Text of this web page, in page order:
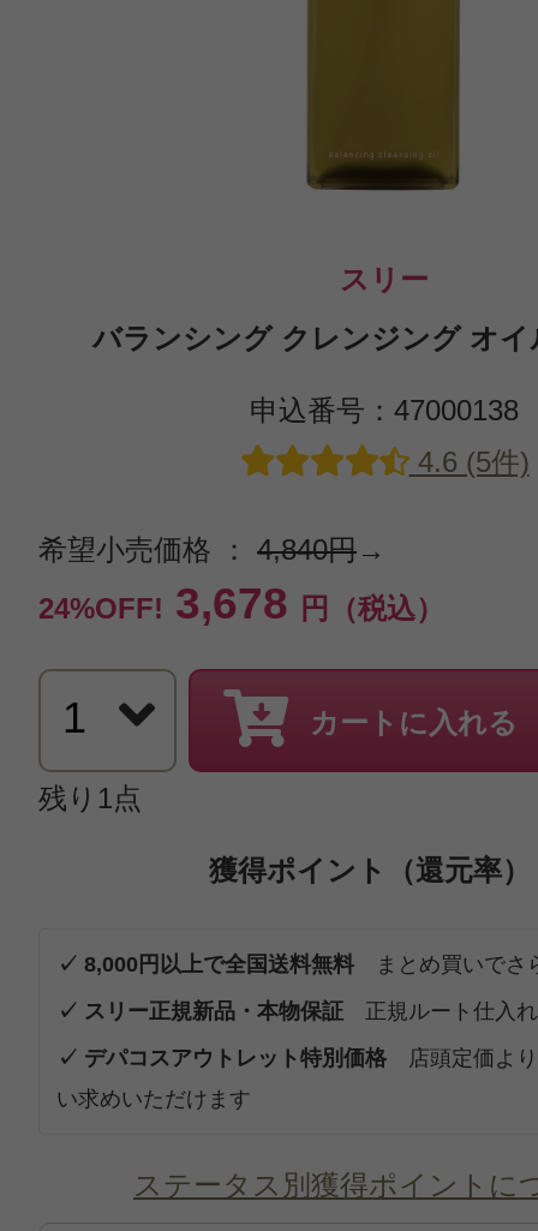
スリー
バランシング クレンジング オイ
申込番号：47000138
4.6 (5件)
希望小売価格 ： 4,840円→
24%OFF! 3,678 円（税込）
カートに入れる
残り1点
獲得ポイント（還元率）
✓ 8,000円以上で全国送料無料 まとめ買いでさ
✓ スリー正規新品・本物保証 正規ルート仕入
✓ デパコスアウトレット特別価格 店頭定価よ
い求めいただけます
ステータス別獲得ポイントに